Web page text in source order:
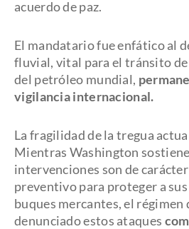
acuerdo de paz.
El mandatario fue enfático al
fluvial, vital para el tránsito
del petróleo mundial,
vigilancia internacional.
La fragilidad de la tregua
Mientras Washington
intervenciones son de
preventivo para proteger a sus
buques mercantes, el régimen
denunciado estos ataques